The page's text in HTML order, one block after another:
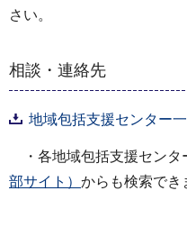
さい。
相談・連絡先
地域包括支援センター
・各地域包括支援センタ
部サイト） からも検索でき